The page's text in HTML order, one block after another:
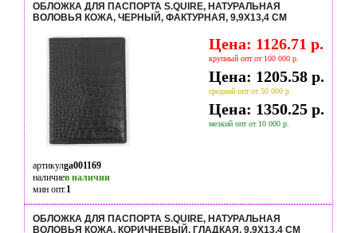
ОБЛОЖКА ДЛЯ ПАСПОРТА S.QUIRE, НАТУРАЛЬНАЯ
ВОЛОВЬЯ КОЖА, ЧЕРНЫЙ, ФАКТУРНАЯ, 9,9X13,4 СМ
Цена: 1126.71 р.
крупный опт от 100 000 р.
Цена: 1205.58 р.
средний опт от 50 000 р.
Цена: 1350.25 р.
мелкий опт от 10 000 р.
артикулga001169
наличиев наличии
мин опт.1
ОБЛОЖКА ДЛЯ ПАСПОРТА S.QUIRE, НАТУРАЛЬНАЯ
ВОЛОВЬЯ КОЖА, КОРИЧНЕВЫЙ, ГЛАДКАЯ, 9,9X13,4 СМ